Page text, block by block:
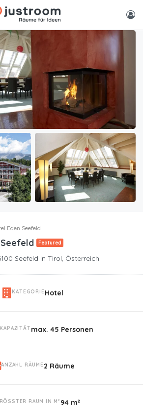
Eden Seefeld
Featured
Seefeld in Tirol, Österreich
KATEGORIE Hotel
max. 45 Personen
ANZAHL RÄUME 2 Räume
RAUM IN M² 94 m²